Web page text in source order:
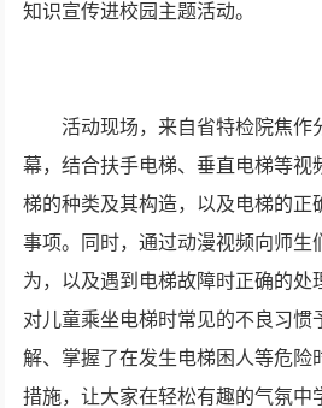
知识宣传进校园主题活动。
活动现场，来自省特检院焦作
幕，结合扶手电梯、垂直电梯等视
梯的种类及其构造，以及电梯的正
事项。同时，通过动漫视频向师生
为，以及遇到电梯故障时正确的处
对儿童乘坐电梯时常见的不良习惯
解、掌握了在发生电梯困人等危险
措施，让大家在轻松有趣的气氛中